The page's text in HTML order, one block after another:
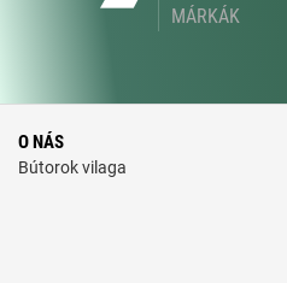
MÁRKÁK
O NÁS
Bútorok vilaga